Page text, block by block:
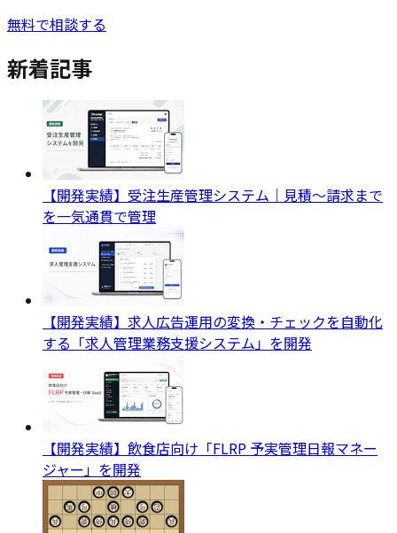
無料で相談する
新着記事
【開発実績】受注生産管理システム｜見積〜請求まで
を一気通貫で管理
【開発実績】求人広告運用の変換・チェックを自動化
する「求人管理業務支援システム」を開発
【開発実績】飲食店向け「FLRP 予実管理日報マネー
ジャー」を開発